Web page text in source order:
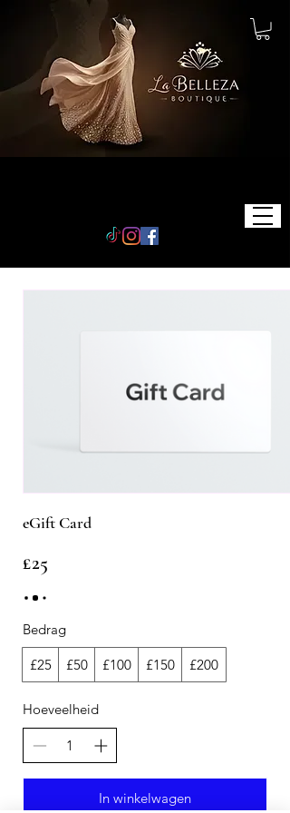
eGift Card
£25
Bedrag
£25 £50 £100 £150 £200
Hoeveelheid
In winkelwagen